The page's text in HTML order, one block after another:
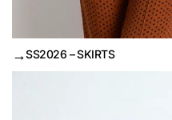
→SS2026 – SKIRTS